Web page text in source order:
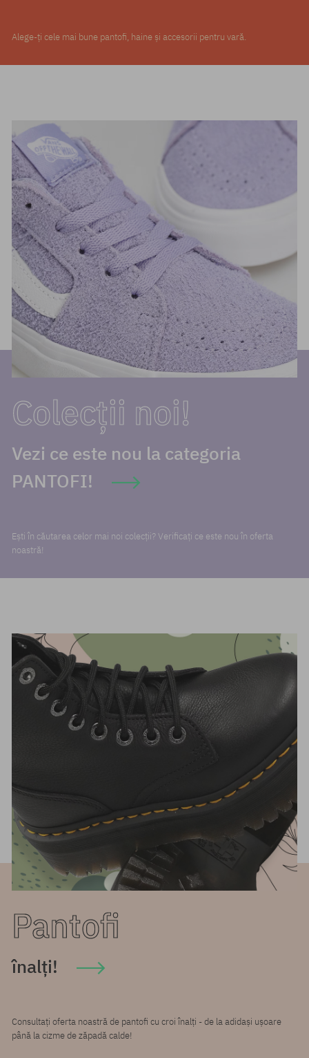
Alege-ți cele mai bune pantofi, haine și accesorii pentru vară.
Colecții noi!
Vezi ce este nou la categoria
PANTOFI!
Ești în căutarea celor mai noi colecții? Verificați ce este nou în oferta
noastră!
Pantofi
înalți!
Consultați oferta noastră de pantofi cu croi înalți - de la adidași ușoare
până la cizme de zăpadă calde!